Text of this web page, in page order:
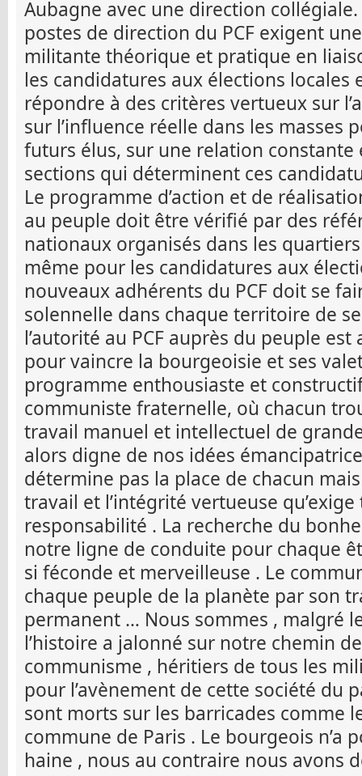
Aubagne avec une direction
postes de direction du PCF exigent
militante théorique et pratique en
les candidatures aux élections locales
répondre à des critères vertueux sur
sur l’influence réelle dans les masses
futurs élus, sur une relation constante
sections qui déterminent ces
Le programme d’action et de
au peuple doit être vérifié par des
nationaux organisés dans les
même pour les candidatures aux
nouveaux adhérents du PCF doit se
solennelle dans chaque territoire de
l’autorité au PCF auprès du peuple
pour vaincre la bourgeoisie et ses
programme enthousiaste et
communiste fraternelle, où chacun
travail manuel et intellectuel de
alors digne de nos idées
détermine pas la place de chacun
travail et l’intégrité vertueuse
responsabilité . La recherche du
notre ligne de conduite pour chaque
si féconde et merveilleuse . Le
chaque peuple de la planète par son
permanent … Nous sommes , malgré
l’histoire a jalonné sur notre chemin
communisme , héritiers de tous les
pour l’avènement de cette société du
sont morts sur les barricades comme
commune de Paris . Le bourgeois n’a
haine , nous au contraire nous avons